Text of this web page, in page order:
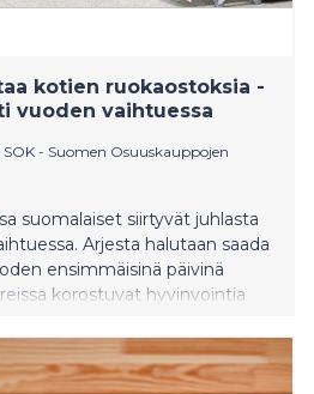
kotien ruokaostoksia -
vuoden vaihtuessa
SOK - Suomen Osuuskauppojen
suomalaiset siirtyvät juhlasta
Arjesta halutaan saada
ensimmäisinä päivinä
korostuvat hyvinvointia
suosiotaan.